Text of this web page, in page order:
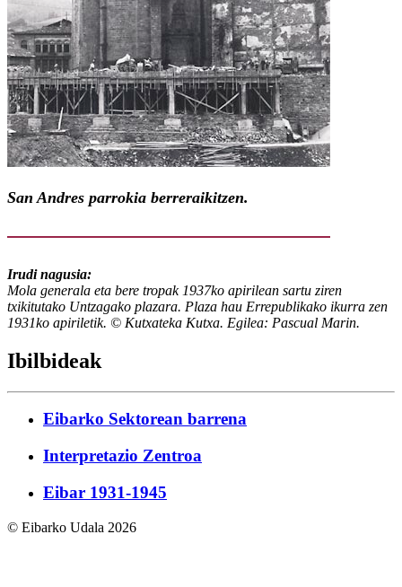
San Andres parrokia berreraikitzen.
Irudi nagusia:
Mola generala eta bere tropak 1937ko apirilean sartu ziren
txikitutako Untzagako plazara. Plaza hau Errepublikako ikurra zen
1931ko apiriletik. © Kutxateka Kutxa. Egilea: Pascual Marin.
Ibilbideak
Eibarko Sektorean barrena
Interpretazio Zentroa
Eibar 1931-1945
© Eibarko Udala 2026